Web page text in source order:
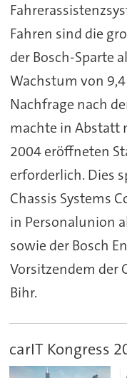
Fahren sind die
der Bosch-Sparte
Wachstum von
Nachfrage nach
machte in Abstatt
2004 eröffneten
erforderlich. Dies
Chassis Systems
in Personalunion
sowie der Bosch
Vorsitzendem der
Bihr.
carIT Kongress